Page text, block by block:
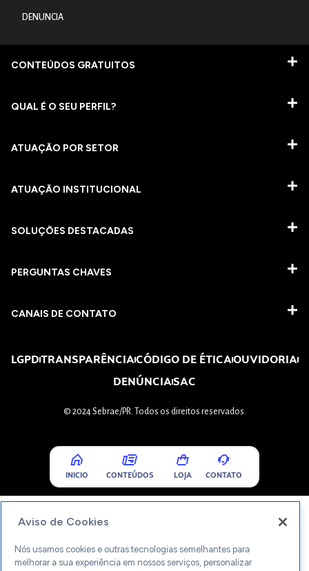
DENUNCIA
CONTEÚDOS GRATUITOS
QUAL É O SEU PERFIL?
ATUAÇÃO POR SETOR
ATUAÇÃO INSTITUCIONAL
SOLUÇÕES DESTACADAS
PERGUNTAS CHAVES​
CANAIS DE CONTATO
LGPDTRANSPARÊNCIACÓDIGO DE ÉTICAOUVIDORIA
DENÚNCIASAC
© 2024 Sebrae/PR. Todos os direitos reservados.
INICIO CONTEÚDOS LOJA CONTATO
Aviso de Cookies
Nós usamos cookies e outras tecnologias semelhantes para
melhorar a sua experiência em nossos serviços, personalizar